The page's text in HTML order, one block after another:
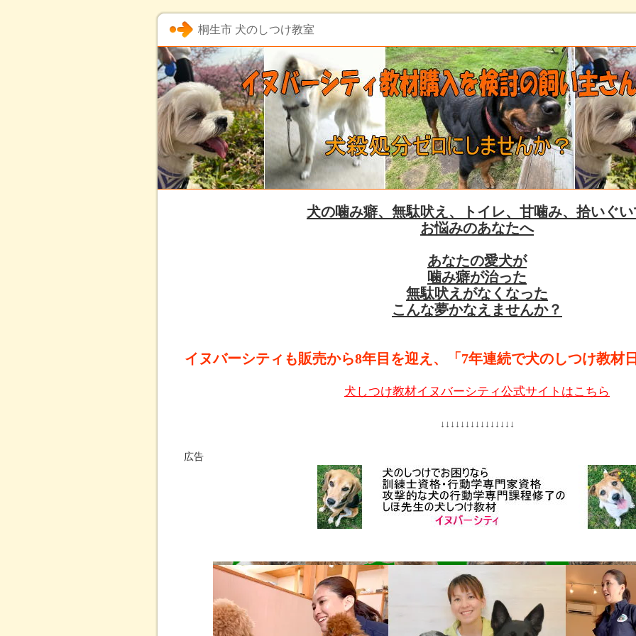
桐生市 犬のしつけ教室
犬の噛み癖、無駄吠え、トイレ、甘噛み、拾いぐい
お悩みのあなたへ
あなたの愛犬が
噛み癖が治った
無駄吠えがなくなった
こんな夢かなえませんか？
イヌバーシティも販売から8年目を迎え、「7年連続で犬のしつけ教材
犬しつけ教材イヌバーシティ公式サイトはこちら
↓↓↓↓↓↓↓↓↓↓↓↓↓↓↓
広告